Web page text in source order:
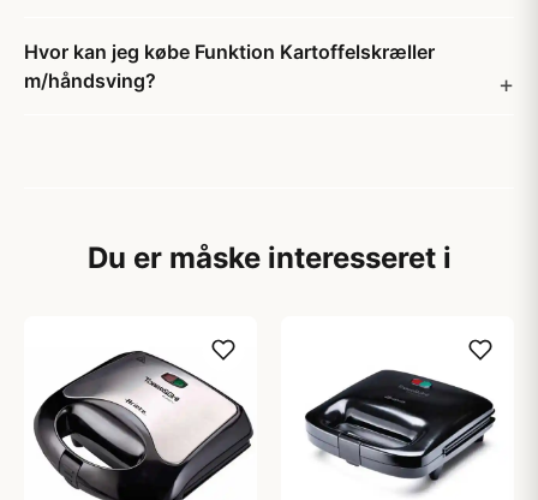
Hvor kan jeg købe Funktion Kartoffelskræller
m/håndsving?
Du er måske interesseret i